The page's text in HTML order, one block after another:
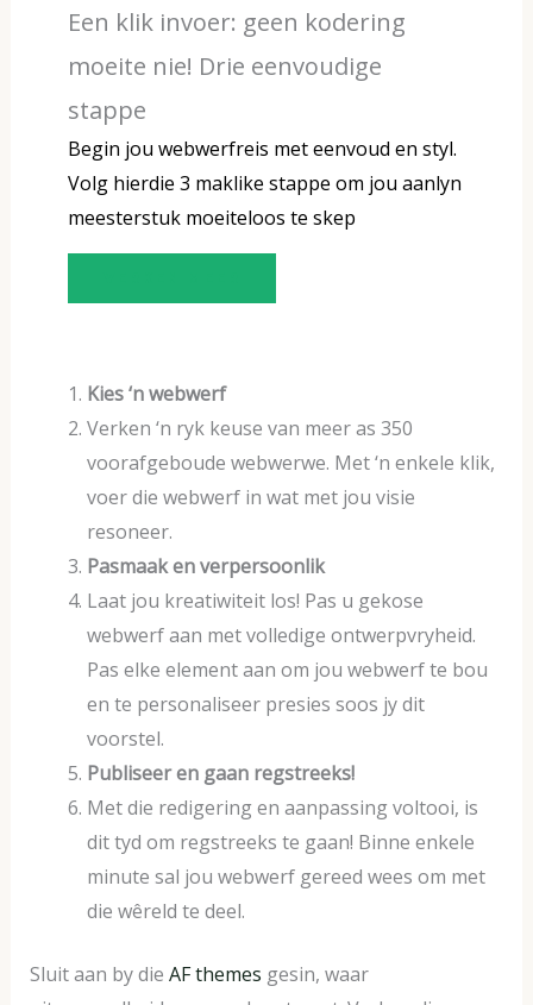
Een klik invoer: geen kodering
moeite nie! Drie eenvoudige
stappe
Begin jou webwerfreis met eenvoud en styl.
Volg hierdie 3 maklike stappe om jou aanlyn
meesterstuk moeiteloos te skep
Kies ‘n webwerf
Verken ‘n ryk keuse van meer as 350
voorafgeboude webwerwe. Met ‘n enkele klik,
voer die webwerf in wat met jou visie
resoneer.
Pasmaak en verpersoonlik
Laat jou kreatiwiteit los! Pas u gekose
webwerf aan met volledige ontwerpvryheid.
Pas elke element aan om jou webwerf te bou
en te personaliseer presies soos jy dit
voorstel.
Publiseer en gaan regstreeks!
Met die redigering en aanpassing voltooi, is
dit tyd om regstreeks te gaan! Binne enkele
minute sal jou webwerf gereed wees om met
die wêreld te deel.
Sluit aan by die AF themes gesin, waar